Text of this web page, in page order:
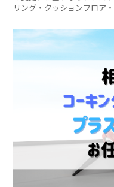
リング・クッションフロア
をしっかりとヒアリングし
きます。ご相談・見積もり
い。